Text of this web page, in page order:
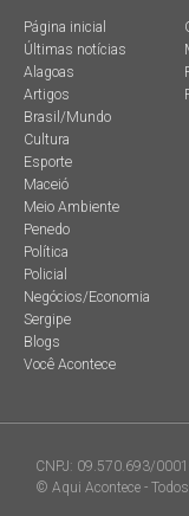
Página inicial
Últimas notícias
Alagoas
Artigos
Brasil/Mundo
Cultura
Esporte
Maceió
Meio Ambiente
Penedo
Política
Policial
Negócios/Economia
Sergipe
Blogs
Você Acontece
CNPJ: 09.570.693/
© Aqui Acontece -